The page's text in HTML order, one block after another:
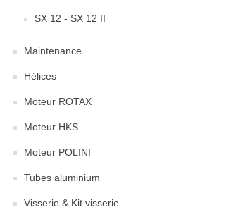
SX 12 - SX 12 II
Maintenance
Hélices
Moteur ROTAX
Moteur HKS
Moteur POLINI
Tubes aluminium
Visserie & Kit visserie